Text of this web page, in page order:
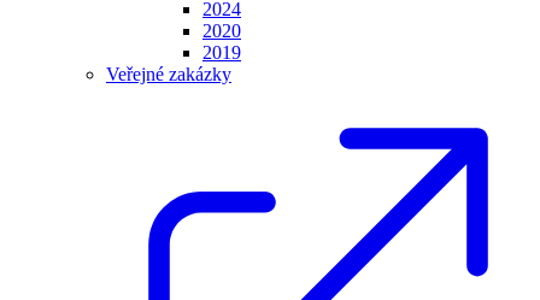
2024
2020
2019
Veřejné zakázky